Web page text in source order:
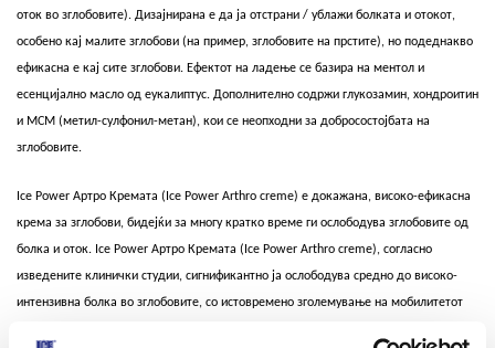
оток во зглобовите). Дизајнирана е да ја отстрани / ублажи болката и отокот,
особено кај малите зглобови (на пример, зглобовите на прстите), но подеднакво
ефикасна е кај сите зглобови. Ефектот на ладење се базира на ментол и
есенцијално масло од еукалиптус. Дополнително содржи глукозамин, хондроитин
и МСМ (метил-сулфонил-метан), кои се неопходни за добросостојбата на
зглобовите.
Ice Power Артро Кремата (Ice Power Arthro creme) е докажана, високо-ефикасна
крема за зглобови, бидејќи за многу кратко време ги ослободува зглобовите од
болка и оток. Ice Power Артро Кремата (Ice Power Arthro creme), согласно
изведените клинички студии, сигнификантно ја ослободува средно до високо-
интензивна болка во зглобовите, со истовремено зголемување на мобилитетот